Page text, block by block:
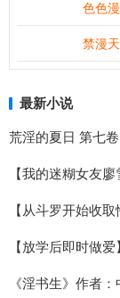
色色
禁漫
最新小说
荒淫的夏日 第七卷
【我的迷糊女友
【从斗罗开始收
【放学后即时做
《淫书生》作者